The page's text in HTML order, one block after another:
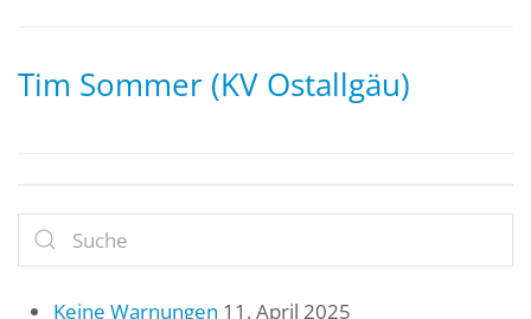
Tim Sommer (KV Ostallgäu)
Keine Warnungen 11. April 2025